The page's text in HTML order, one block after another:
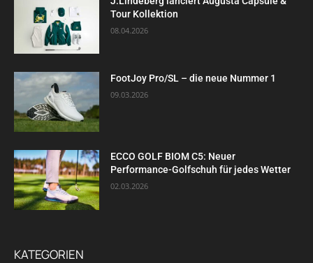
Tour Kollektion
08.04.2026
FootJoy Pro/SL – die neue Nummer 1
09.03.2026
ECCO GOLF BIOM C5: Neuer
Performance-Golfschuh für jedes Wetter
02.03.2026
KATEGORIEN